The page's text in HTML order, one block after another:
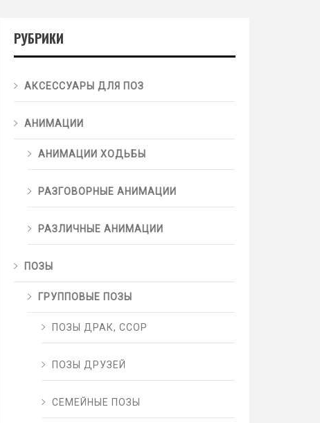
РУБРИКИ
АКСЕССУАРЫ ДЛЯ ПОЗ
АНИМАЦИИ
АНИМАЦИИ ХОДЬБЫ
РАЗГОВОРНЫЕ АНИМАЦИИ
РАЗЛИЧНЫЕ АНИМАЦИИ
ПОЗЫ
ГРУППОВЫЕ ПОЗЫ
ПОЗЫ ДРАК, ССОР
ПОЗЫ ДРУЗЕЙ
СЕМЕЙНЫЕ ПОЗЫ